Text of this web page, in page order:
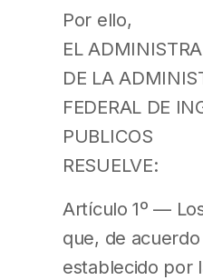
Por ello,
EL
DE LA
FEDERAL DE
PUBLICOS
RESUELVE:
Artículo 1º —
que, de
establecido por